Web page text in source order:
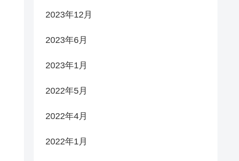
2023年12月
2023年6月
2023年1月
2022年5月
2022年4月
2022年1月